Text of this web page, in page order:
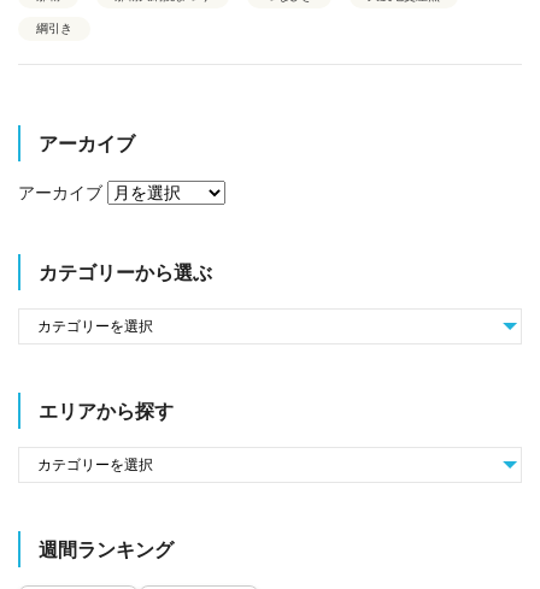
綱引き
アーカイブ
アーカイブ
カテゴリーから選ぶ
エリアから探す
週間ランキング